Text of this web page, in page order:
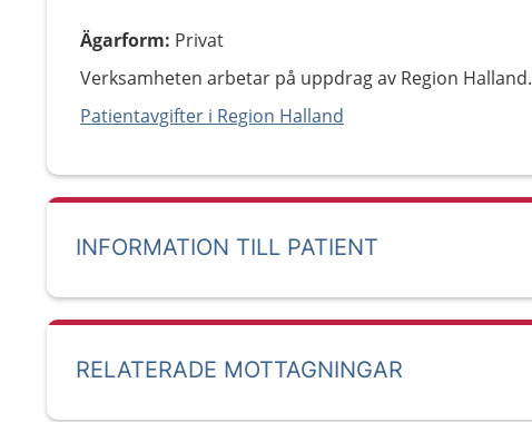
Ägarform: Privat
Verksamheten arbetar på uppdrag av Region Halland.
Patientavgifter i Region Halland
INFORMATION TILL PATIENT
RELATERADE MOTTAGNINGAR